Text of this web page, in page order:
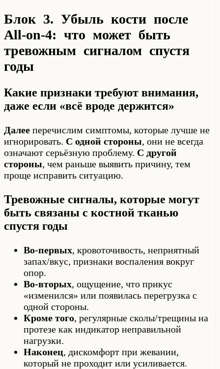
Блок 3. Убыль кости после
All-on-4: что может быть
тревожным сигналом спустя
годы
Какие признаки требуют внимания,
даже если «всё вроде держится»
Далее перечислим симптомы, которые лучше не
игнорировать. С одной стороны, они не всегда
означают серьёзную проблему. С другой
стороны, чем раньше выявить причину, тем
проще исправить ситуацию.
Тревожные сигналы, которые могут
быть связаны с костной тканью
спустя годы
Во-первых, кровоточивость, неприятный
запах/вкус, признаки воспаления вокруг
опор.
Во-вторых, ощущение, что прикус
«изменился» или появилась перегрузка с
одной стороны.
Кроме того, регулярные сколы/трещины на
протезе как индикатор неправильной
нагрузки.
Наконец, дискомфорт при жевании,
который не проходит или усиливается.